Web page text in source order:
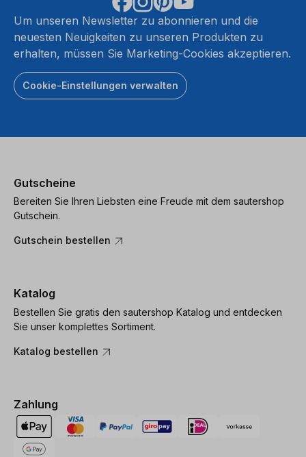
Um unseren Newsletter zu abonnieren und die
neuesten Neuigkeiten zu unseren Produkten zu
erhalten, müssen Sie Marketing-Cookies akzeptieren.
Cookie-Einstellungen verwalten
Gutscheine
Bereiten Sie Ihren Liebsten eine Freude mit dem sautershop
Gutschein.
Gutschein bestellen
Katalog
Bestellen Sie gratis den sautershop Katalog und entdecken
Sie unser komplettes Sortiment.
Katalog bestellen
Zahlung